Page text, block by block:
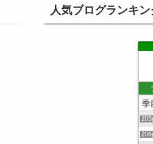
人気ブログランキン
205
206